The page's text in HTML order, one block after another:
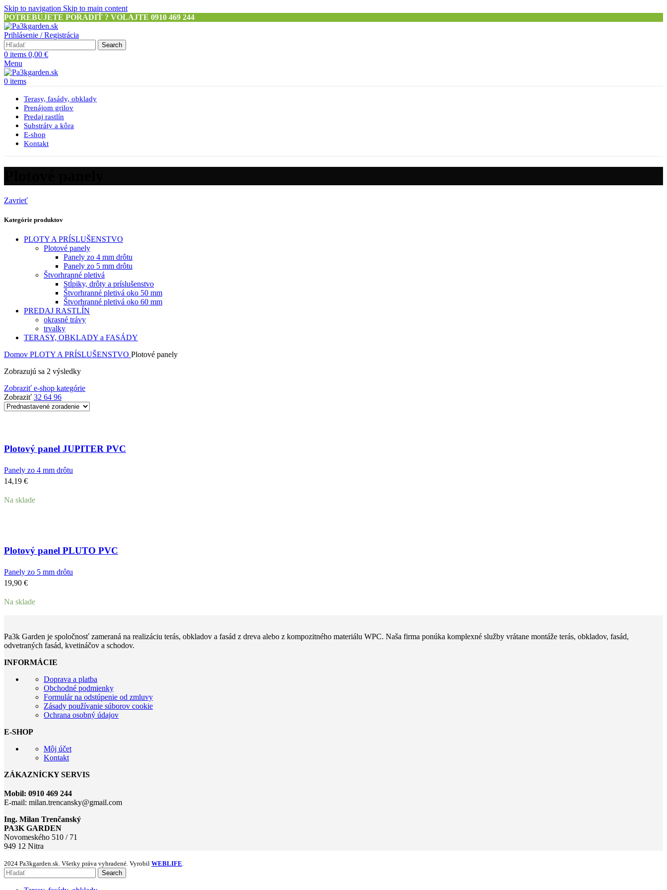
Skip to navigation Skip to main content
POTREBUJETE PORADIŤ ? VOLAJTE 0910 469 244
Prihlásenie / Registrácia
Search
0 items 0,00 €
Menu
0 items
Terasy, fasády, obklady
Prenájom grilov
Predaj rastlín
Substráty a kôra
E-shop
Kontakt
Zavrieť
Kategórie produktov
PLOTY A PRÍSLUŠENSTVO
Plotové panely
Panely zo 4 mm drôtu
Panely zo 5 mm drôtu
Štvorhranné pletivá
Stĺpiky, drôty a príslušenstvo
Štvorhranné pletivá oko 50 mm
Štvorhranné pletivá oko 60 mm
PREDAJ RASTLÍN
okrasné trávy
trvalky
TERASY, OBKLADY a FASÁDY
Domov PLOTY A PRÍSLUŠENSTVO Plotové panely
Zobrazujú sa 2 výsledky
Zobraziť e-shop kategórie
Zobraziť 32 64 96
Plotový panel JUPITER PVC
Panely zo 4 mm drôtu
14,19 €
Na sklade
Plotový panel PLUTO PVC
Panely zo 5 mm drôtu
19,90 €
Na sklade
Pa3k Garden je spoločnosť zameraná na realizáciu terás, obkladov a fasád z dreva alebo z kompozitného materiálu WPC. Naša firma ponúka komplexné služby vrátane montáže terás, obkladov, fasád,
odvetraných fasád, kvetináčov a schodov.
INFORMÁCIE
Doprava a platba
Obchodné podmienky
Formulár na odstúpenie od zmluvy
Zásady používanie súborov cookie
Ochrana osobný údajov
E-SHOP
Môj účet
Kontakt
ZÁKAZNÍCKY SERVIS
Mobil: 0910 469 244
E-mail: milan.trencansky@gmail.com
Ing. Milan Trenčanský
PA3K GARDEN
Novomeského 510 / 71
949 12 Nitra
2024 Pa3kgarden.sk. Všetky práva vyhradené. Vyrobil WEBLIFE.
Search